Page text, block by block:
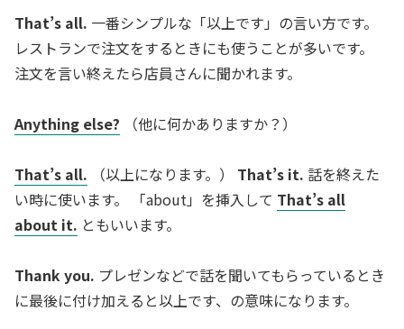
That’s all. 一番シンプルな「以上です」の言い方です。
レストランで注文をするときにも使うことが多いです。
注文を言い終えたら店員さんに聞かれます。
Anything else? （他に何かありますか？）
That’s all. （以上になります。） That’s it. 話を終えた
い時に使います。 「about」を挿入して That’s all
about it. ともいいます。
Thank you. プレゼンなどで話を聞いてもらっているとき
に最後に付け加えると以上です、の意味になります。